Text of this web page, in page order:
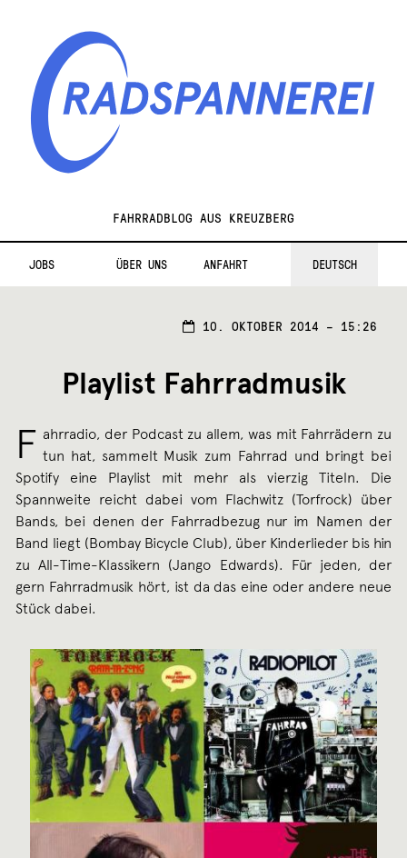
RadspannereiFAHRRADBLOG AUS KREUZBERG
JOBS ÜBER UNS ANFAHRT DEUTSCH
10. OKTOBER 2014 – 15:26
Playlist Fahrradmusik
F ahrradio, der Podcast zu allem, was mit Fahrrädern zu
tun hat, sammelt Musik zum Fahrrad und bringt bei
Spotify eine Playlist mit mehr als vierzig Titeln. Die
Spannweite reicht dabei vom Flachwitz (Torfrock) über
Bands, bei denen der Fahrradbezug nur im Namen der
Band liegt (Bombay Bicycle Club), über Kinderlieder bis hin
zu All-Time-Klassikern (Jango Edwards). Für jeden, der
gern Fahrradmusik hört, ist da das eine oder andere neue
Stück dabei.